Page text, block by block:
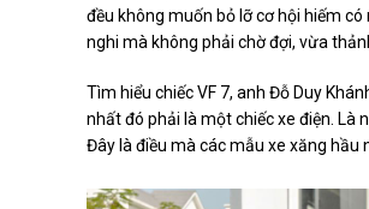
đều không muốn bỏ lỡ cơ hội hiếm
nghi mà không phải chờ đợi, vừa
Tìm hiểu chiếc VF 7, anh Đỗ Duy
nhất đó phải là một chiếc xe điện. Là
Đây là điều mà các mẫu xe xăng hầu